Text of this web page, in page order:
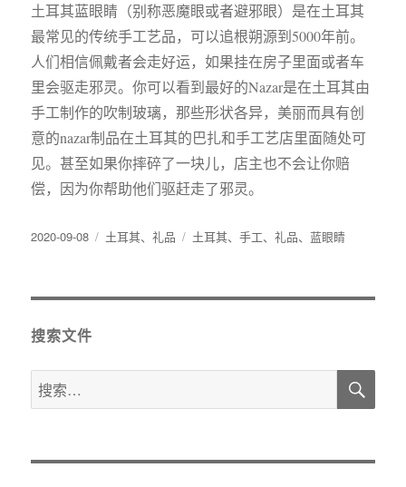
土耳其蓝眼睛（别称恶魔眼或者避邪眼）是在土耳其
最常见的传统手工艺品，可以追根朔源到5000年前。
人们相信佩戴者会走好运，如果挂在房子里面或者车
里会驱走邪灵。你可以看到最好的Nazar是在土耳其由
手工制作的吹制玻璃，那些形状各异，美丽而具有创
意的nazar制品在土耳其的巴扎和手工艺店里面随处可
见。甚至如果你摔碎了一块儿，店主也不会让你赔
偿，因为你帮助他们驱赶走了邪灵。
发
2020-09-08
分
土耳其、礼品
标
土耳其、手工、礼品、蓝眼睛
搜索文件
搜
索：
搜